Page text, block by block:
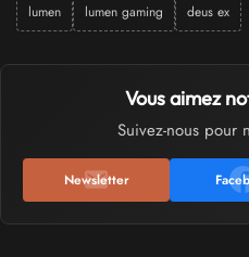
lumen lumen gaming deus ex
Vous aimez
Suivez-nous pour
Newsletter